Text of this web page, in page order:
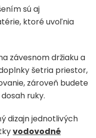
sú aj
ktoré uvoľnia
závesnom držiaku a
šetria priestor,
zároveň budete
ruky.
dizajn jednotlivých
vodovodné